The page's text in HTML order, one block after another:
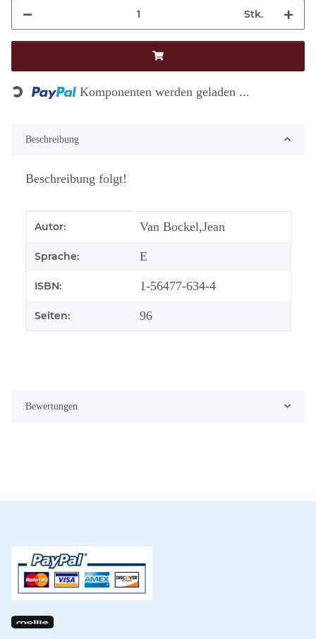
Stk.
Loading... Komponenten werden geladen ...
Beschreibung
Beschreibung folgt!
Produkteigenschaft
Wert
Autor: Van Bockel,Jean
Sprache: E
ISBN: 1-56477-634-4
Seiten: 96
Bewertungen